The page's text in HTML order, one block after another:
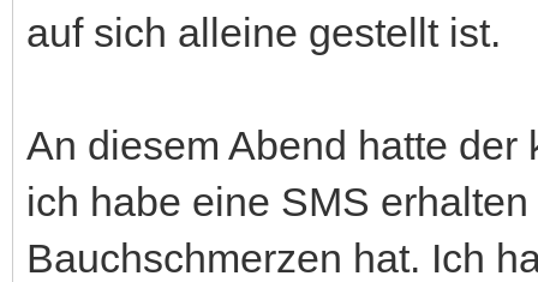
auf sich alleine gestellt ist.
An diesem Abend hatte
ich habe eine SMS
Bauchschmerzen hat. Ich